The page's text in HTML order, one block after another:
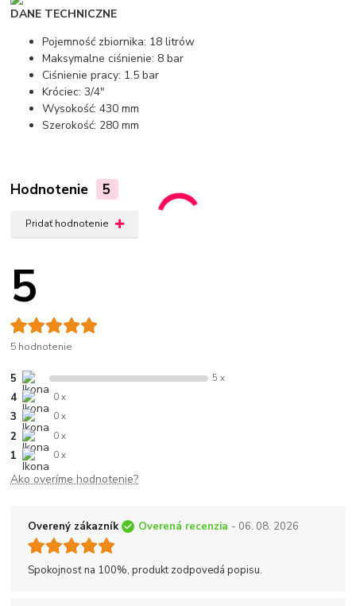
DANE TECHNICZNE
Pojemność zbiornika: 18 litrów
Maksymalne ciśnienie: 8 bar
Ciśnienie pracy: 1.5 bar
Króciec: 3/4"
Wysokość: 430 mm
Szerokość: 280 mm
Hodnotenie 5
Pridať hodnotenie
5
5 hodnotenie
5 5 x
4 0 x
3 0 x
2 0 x
1 0 x
Ako overíme hodnotenie?
Overený zákazník Overená recenzia - 06. 08. 2026
Spokojnosť na 100%, produkt zodpovedá popisu.